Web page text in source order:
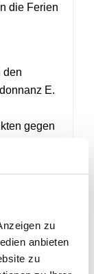
zu
anbieten
zu
die Ferien
den
E.
gegen
Dritte für
Van
des